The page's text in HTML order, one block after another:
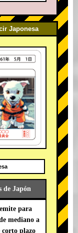
Japonesa
de Japón
para
mediano a
corto plazo